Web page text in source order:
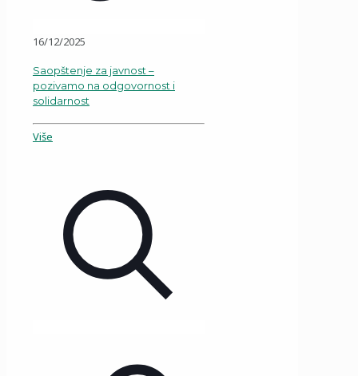
16/12/2025
Saopštenje za javnost –
pozivamo na odgovornost i
solidarnost
Više